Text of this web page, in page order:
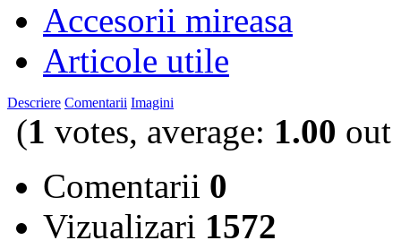
Accesorii mireasa
Articole utile
Descriere Comentarii Imagini
(1 votes, average: 1.00 out
Comentarii 0
Vizualizari 1572